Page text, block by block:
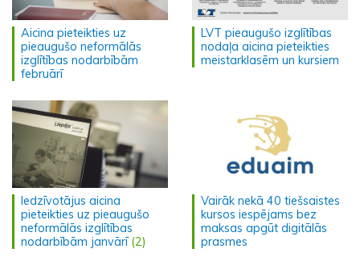
Aicina pieteikties uz
pieaugušo neformālās
izglītības nodarbībām
februārī
LVT pieaugušo izglītības
nodaļa aicina pieteikties
meistarklasēm un kursiem
Iedzīvotājus aicina
pieteikties uz pieaugušo
neformālās izglītības
nodarbībām janvārī(2)
Vairāk nekā 40 tiešsaistes
kursos iespējams bez
maksas apgūt digitālās
prasmes